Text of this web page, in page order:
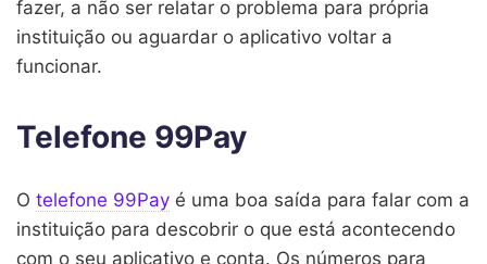
fazer, a não ser relatar o problema para própria
instituição ou aguardar o aplicativo voltar a
funcionar.
Telefone 99Pay
O telefone 99Pay é uma boa saída para falar com a
instituição para descobrir o que está acontecendo
com o seu aplicativo e conta. Os números para